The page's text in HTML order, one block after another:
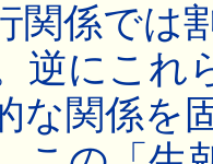
係では
逆にこれ
な関係を